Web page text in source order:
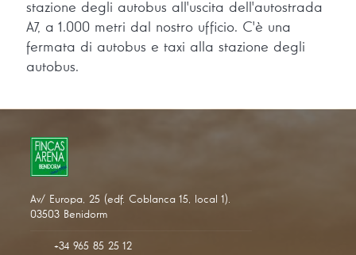
stazione degli autobus all'uscita dell'autostrada
A7, a 1.000 metri dal nostro ufficio. C'è una
fermata di autobus e taxi alla stazione degli
autobus.
Av/ Europa, 25 (edf. Coblanca 15, local 1).
03503 Benidorm
+34 965 85 25 12